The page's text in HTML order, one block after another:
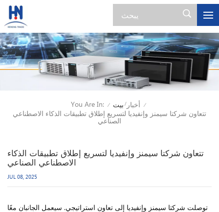
You Are In: / بيت / أخبار /
تتعاون شركتا سيمنز وإنفيديا لتسريع إطلاق تطبيقات الذكاء الاصطناعي
الصناعي
تتعاون شركتا سيمنز وإنفيديا لتسريع إطلاق تطبيقات الذكاء
الاصطناعي الصناعي
JUL 08, 2025
توصلت شركتا سيمنز وإنفيديا إلى تعاون استراتيجي. سيعمل الجانبان معًا